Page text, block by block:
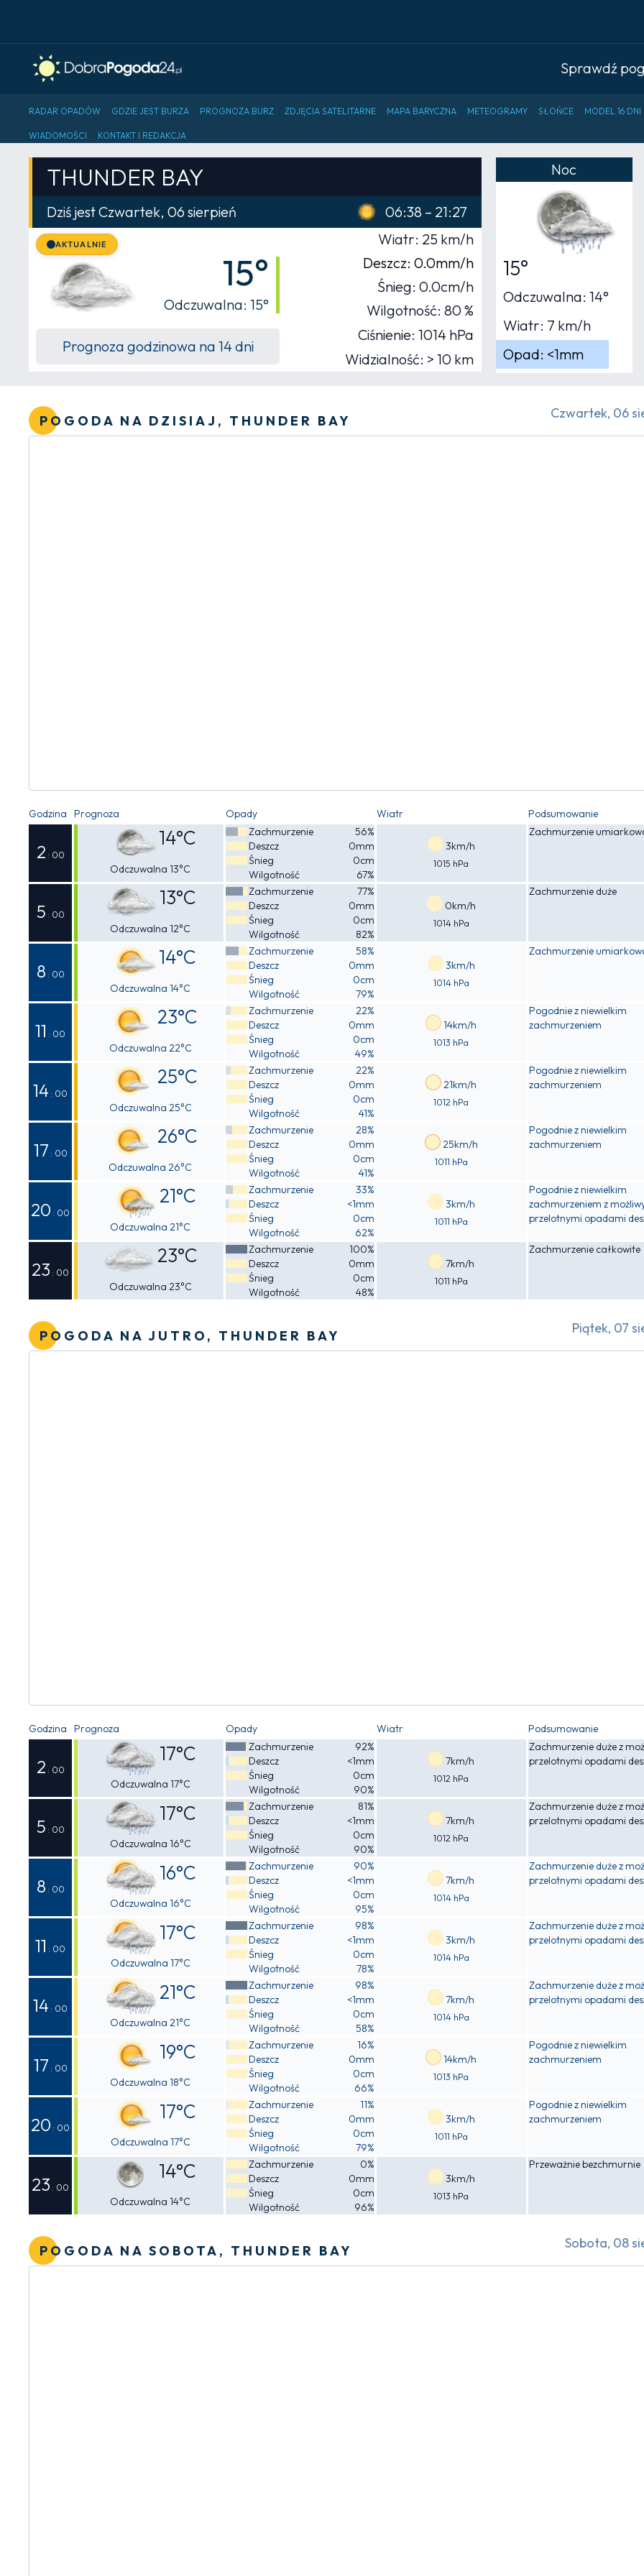
Sprawdź
RADAR OPADÓW GDZIE JEST BURZA PROGNOZA BURZ ZDJĘCIA SATELITARNE MAPA BARYCZNA METEOGRAMY SŁOŃCE MODEL 16 DNI
WIADOMOŚCI KONTAKT I REDAKCJA
THUNDER BAY
Dziś jest Czwartek, 06 sierpień 06:38 – 21:27
AKTUALNIE
15°
Odczuwalna: 15°
Prognoza godzinowa na 14 dni
Wiatr: 25 km/h
Deszcz: 0.0mm/h
Śnieg: 0.0cm/h
Wilgotność: 80 %
Ciśnienie: 1014 hPa
Widzialność: > 10 km
Noc
15°
Odczuwalna: 14°
Wiatr: 7 km/h
Opad: <1mm
POGODA NA DZISIAJ, THUNDER BAY Czwartek, 06
Godzina Prognoza Opady Wiatr Podsumowanie
2 : 00
14°C
Odczuwalna 13°C
Zachmurzenie
56%
Deszcz
0mm
Śnieg
0cm
Wilgotność
67%
3km/h
1015 hPa
Zachmurzenie
5 : 00
13°C
Odczuwalna 12°C
Zachmurzenie
77%
Deszcz
0mm
Śnieg
0cm
Wilgotność
82%
0km/h
1014 hPa
Zachmurzenie duże
8 : 00
14°C
Odczuwalna 14°C
Zachmurzenie
58%
Deszcz
0mm
Śnieg
0cm
Wilgotność
79%
3km/h
1014 hPa
Zachmurzenie
11 : 00
23°C
Odczuwalna 22°C
Zachmurzenie
22%
Deszcz
0mm
Śnieg
0cm
Wilgotność
49%
14km/h
1013 hPa
Pogodnie z niewielkim
zachmurzeniem
14 : 00
25°C
Odczuwalna 25°C
Zachmurzenie
22%
Deszcz
0mm
Śnieg
0cm
Wilgotność
41%
21km/h
1012 hPa
Pogodnie z niewielkim
zachmurzeniem
17 : 00
26°C
Odczuwalna 26°C
Zachmurzenie
28%
Deszcz
0mm
Śnieg
0cm
Wilgotność
41%
25km/h
1011 hPa
Pogodnie z niewielkim
zachmurzeniem
20 : 00
21°C
Odczuwalna 21°C
Zachmurzenie
33%
Deszcz
<1mm
Śnieg
0cm
Wilgotność
62%
3km/h
1011 hPa
Pogodnie z niewielkim
zachmurzeniem z
przelotnymi opadami
23 : 00
23°C
Odczuwalna 23°C
Zachmurzenie
100%
Deszcz
0mm
Śnieg
0cm
Wilgotność
48%
7km/h
1011 hPa
Zachmurzenie całkowite
POGODA NA JUTRO, THUNDER BAY Piątek, 07
Godzina Prognoza Opady Wiatr Podsumowanie
2 : 00
17°C
Odczuwalna 17°C
Zachmurzenie
92%
Deszcz
<1mm
Śnieg
0cm
Wilgotność
90%
7km/h
1012 hPa
Zachmurzenie duże z
przelotnymi opadami
5 : 00
17°C
Odczuwalna 16°C
Zachmurzenie
81%
Deszcz
<1mm
Śnieg
0cm
Wilgotność
90%
7km/h
1012 hPa
Zachmurzenie duże z
przelotnymi opadami
8 : 00
16°C
Odczuwalna 16°C
Zachmurzenie
90%
Deszcz
<1mm
Śnieg
0cm
Wilgotność
95%
7km/h
1014 hPa
Zachmurzenie duże z
przelotnymi opadami
11 : 00
17°C
Odczuwalna 17°C
Zachmurzenie
98%
Deszcz
<1mm
Śnieg
0cm
Wilgotność
78%
3km/h
1014 hPa
Zachmurzenie duże z
przelotnymi opadami
14 : 00
21°C
Odczuwalna 21°C
Zachmurzenie
98%
Deszcz
<1mm
Śnieg
0cm
Wilgotność
58%
7km/h
1014 hPa
Zachmurzenie duże z
przelotnymi opadami
17 : 00
19°C
Odczuwalna 18°C
Zachmurzenie
16%
Deszcz
0mm
Śnieg
0cm
Wilgotność
66%
14km/h
1013 hPa
Pogodnie z niewielkim
zachmurzeniem
20 : 00
17°C
Odczuwalna 17°C
Zachmurzenie
11%
Deszcz
0mm
Śnieg
0cm
Wilgotność
79%
3km/h
1011 hPa
Pogodnie z niewielkim
zachmurzeniem
23 : 00
14°C
Odczuwalna 14°C
Zachmurzenie
0%
Deszcz
0mm
Śnieg
0cm
Wilgotność
96%
3km/h
1013 hPa
Przeważnie bezchmurnie
POGODA NA SOBOTA, THUNDER BAY Sobota, 08